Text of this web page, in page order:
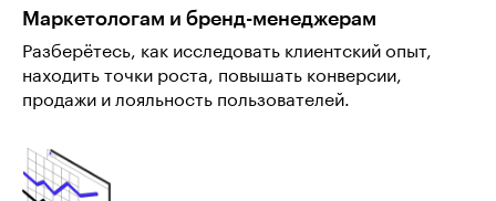
Маркетологам и бренд-менеджерам
Разберётесь, как исследовать клиентский опыт,
находить точки роста, повышать конверсии,
продажи и лояльность пользователей.